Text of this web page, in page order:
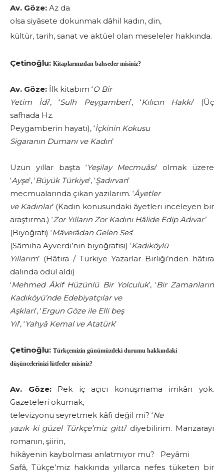
Av. Göze: Az da
olsa siyâsete dokunmak dâhil kadın, din,
kültür, tarih, sanat ve aktüel olan meseleler hakkında.
Çetinoğlu: Kitaplarınızdan bahseder misiniz?
Av. Göze: İlk kitabım ‘O Bir
Yetim İdi’, ‘Sulh Peygamberi’, ‘Kılıcın Hakkı’ (Üç
safhada Hz.
Peygamberin hayatı), ‘İçkinin Kokusu
Sigaranın Dumanı ve Kadın’
Uzun yıllar başta ‘Yeşilay Mecmuâsı’ olmak üzere
‘Ayşe’, ‘Büyük Türkiye’, ‘Şadırvan’
mecmualarında çıkan yazılarım. ‘Âyetler
ve Kadınlar’ (Kadın konusundaki âyetleri inceleyen bir
araştırma.) ‘Zor Yılların Zor Kadını Hâlide Edip Adıvar’
(Biyoğrafi) ‘Mâverâdan Gelen Ses’
(Sâmiha Ayverdi’nin biyoğrafisi) ‘Kadıköylü
Yıllarım’ (Hâtıra / Türkiye Yazarlar Birliği’nden hâtıra
dalında ödül aldı)
‘Mehmed Âkif Hüzünlü Bir Yolculuk’, ‘Bir Zamanların
Kadıköyü’nde Edebiyatçılar ve
Aşkları’, ‘Ergun Göze ile Elli beş
Yıl’, ‘Yahyâ Kemal ve Atatürk’
Çetinoğlu: Türkçemizin günümüzdeki durumu hakkındaki
düşüncelerinizi lütfeder misiniz?
Av. Göze:Pek iç açıcı konuşmama imkân yok.
Gazeteleri okumak,
televizyonu seyretmek kâfi değil mi? ‘Ne
yazık ki güzel Türkçe’miz gitti’ diyebilirim. Manzarayı
romanın, şiirin,
hikâyenin kaybolması anlatmıyor mu? Peyâmi
Safâ, Tükçe’miz hakkında yıllarca nefes tüketen bir